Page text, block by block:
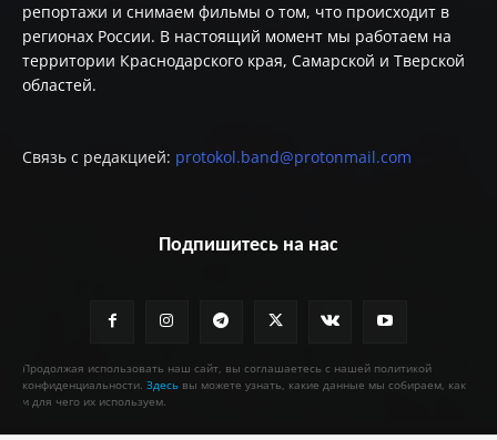
репортажи и снимаем фильмы о том, что происходит в
регионах России. В настоящий момент мы работаем на
территории Краснодарского края, Самарской и Тверской
областей.
Связь с редакцией: protokol.band@protonmail.com
Подпишитесь на нас
Продолжая использовать наш сайт, вы соглашаетесь с нашей политикой
конфиденциальности. Здесь вы можете узнать, какие данные мы собираем, как
и для чего их используем.